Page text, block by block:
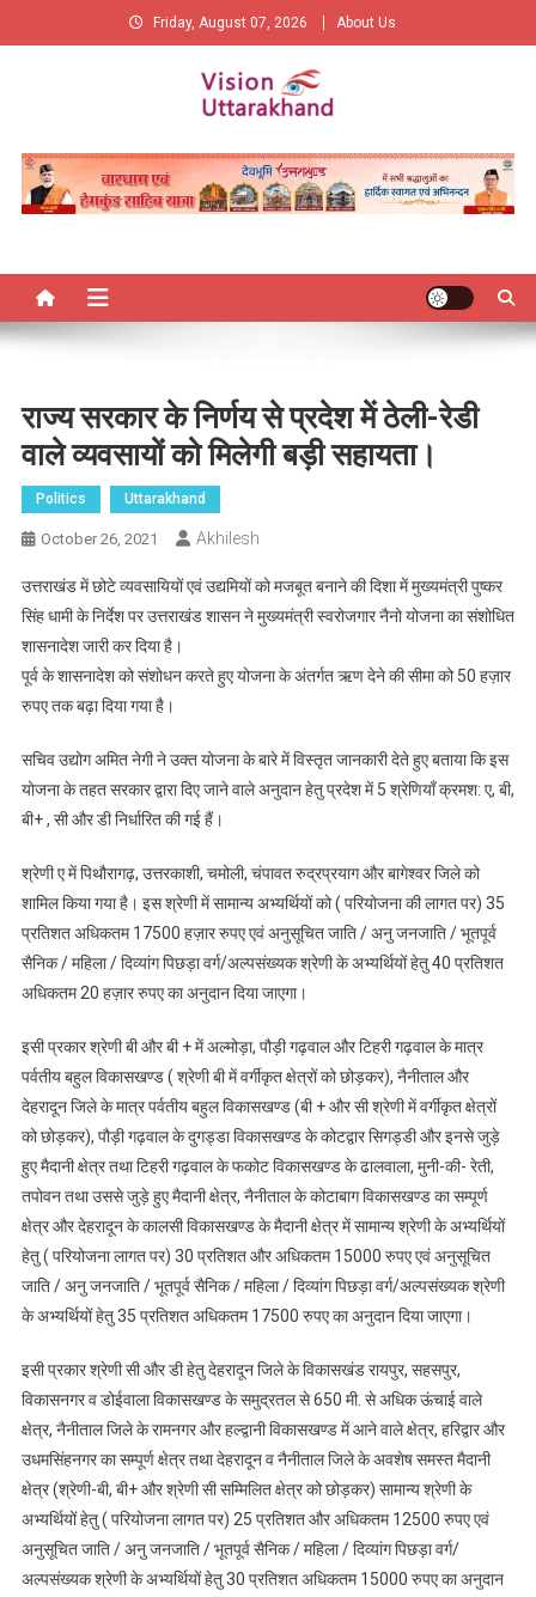
to
Friday, August 07, 2026 About Us
Vision Uttarakhand
राज्य सरकार के निर्णय से प्रदेश में ठेली-रेडी
वाले व्यवसायों को मिलेगी बड़ी सहायता।
Politics Uttarakhand
October 26, 2021 Akhilesh
उत्तराखंड में छोटे व्यवसायियों एवं उद्यमियों को मजबूत बनाने की दिशा में मुख्यमंत्री पुष्कर
सिंह धामी के निर्देश पर उत्तराखंड शासन ने मुख्यमंत्री स्वरोजगार नैनो योजना का संशोधित
शासनादेश जारी कर दिया है।
पूर्व के शासनादेश को संशोधन करते हुए योजना के अंतर्गत ऋण देने की सीमा को 50 हज़ार
रुपए तक बढ़ा दिया गया है।
सचिव उद्योग अमित नेगी ने उक्त योजना के बारे में विस्तृत जानकारी देते हुए बताया कि इस
योजना के तहत सरकार द्वारा दिए जाने वाले अनुदान हेतु प्रदेश में 5 श्रेणियाँ क्रमश: ए, बी,
बी+ , सी और डी निर्धारित की गई हैं।
श्रेणी ए में पिथौरागढ़, उत्तरकाशी, चमोली, चंपावत रुद्रप्रयाग और बागेश्वर जिले को
शामिल किया गया है। इस श्रेणी में सामान्य अभ्यर्थियों को ( परियोजना की लागत पर) 35
प्रतिशत अधिकतम 17500 हज़ार रुपए एवं अनुसूचित जाति / अनु जनजाति / भूतपूर्व
सैनिक / महिला / दिव्यांग पिछड़ा वर्ग/अल्पसंख्यक श्रेणी के अभ्यर्थियों हेतु 40 प्रतिशत
अधिकतम 20 हज़ार रुपए का अनुदान दिया जाएगा।
इसी प्रकार श्रेणी बी और बी + में अल्मोड़ा, पौड़ी गढ़वाल और टिहरी गढ़वाल के मात्र
पर्वतीय बहुल विकासखण्ड ( श्रेणी बी में वर्गीकृत क्षेत्रों को छोड़कर), नैनीताल और
देहरादून जिले के मात्र पर्वतीय बहुल विकासखण्ड (बी + और सी श्रेणी में वर्गीकृत क्षेत्रों
को छोड़कर), पौड़ी गढ़वाल के दुगड्डा विकासखण्ड के कोटद्वार सिगड्डी और इनसे जुड़े
हुए मैदानी क्षेत्र तथा टिहरी गढ़वाल के फकोट विकासखण्ड के ढालवाला, मुनी-की- रेती,
तपोवन तथा उससे जुड़े हुए मैदानी क्षेत्र, नैनीताल के कोटाबाग विकासखण्ड का सम्पूर्ण
क्षेत्र और देहरादून के कालसी विकासखण्ड के मैदानी क्षेत्र में सामान्य श्रेणी के अभ्यर्थियों
हेतु ( परियोजना लागत पर) 30 प्रतिशत और अधिकतम 15000 रुपए एवं अनुसूचित
जाति / अनु जनजाति / भूतपूर्व सैनिक / महिला / दिव्यांग पिछड़ा वर्ग/अल्पसंख्यक श्रेणी
के अभ्यर्थियों हेतु 35 प्रतिशत अधिकतम 17500 रुपए का अनुदान दिया जाएगा।
इसी प्रकार श्रेणी सी और डी हेतु देहरादून जिले के विकासखंड रायपुर, सहसपुर,
विकासनगर व डोईवाला विकासखण्ड के समुद्रतल से 650 मी. से अधिक ऊंचाई वाले
क्षेत्र, नैनीताल जिले के रामनगर और हल्द्वानी विकासखण्ड में आने वाले क्षेत्र, हरिद्वार और
उधमसिंहनगर का सम्पूर्ण क्षेत्र तथा देहरादून व नैनीताल जिले के अवशेष समस्त मैदानी
क्षेत्र (श्रेणी-बी, बी+ और श्रेणी सी सम्मिलित क्षेत्र को छोड़कर) सामान्य श्रेणी के
अभ्यर्थियों हेतु ( परियोजना लागत पर) 25 प्रतिशत और अधिकतम 12500 रुपए एवं
अनुसूचित जाति / अनु जनजाति / भूतपूर्व सैनिक / महिला / दिव्यांग पिछड़ा वर्ग/
अल्पसंख्यक श्रेणी के अभ्यर्थियों हेतु 30 प्रतिशत अधिकतम 15000 रुपए का अनुदान